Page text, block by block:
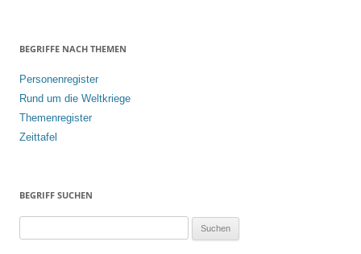
BEGRIFFE NACH THEMEN
Personenregister
Rund um die Weltkriege
Themenregister
Zeittafel
BEGRIFF SUCHEN